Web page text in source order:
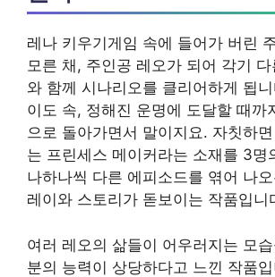
레나 키우기게임 속에 들어가 버린
모른 채, 주인공 레오가 되어 각기
와 함께 시나리오를 클리어하게 됩
이도 속, 정해진 운명에 도달할 때까
으로 돌아가면서 말이지요. 자칫하
는 프린세스 메이커라는 소재를 3명
나하나씩 다른 에피소드를 엮어 나
레이와 스토리가 돋보이는 작품입니
여러 레오의 삶들이 어우러지는 모
분의 능력이 상당하다고 느낀 작품